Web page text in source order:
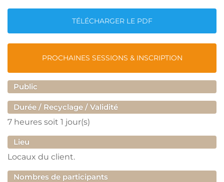
TÉLÉCHARGER LE PDF
PROCHAINES SESSIONS & INSCRIPTION
Public
Durée / Recyclage / Validité
7 heures soit 1 jour(s)
Lieu
Locaux du client.
Nombres de participants